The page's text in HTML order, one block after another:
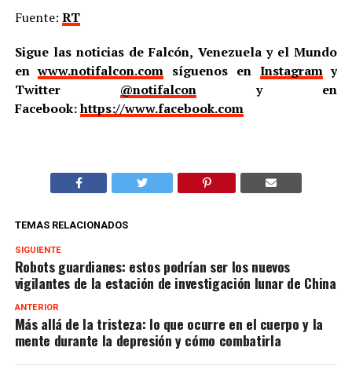
Fuente: RT
Sigue las noticias de Falcón, Venezuela y el Mundo
enwww.notifalcon.com síguenos en Instagramy
Twitter @notifalcony en
Facebook:https://www.facebook.com
TEMAS RELACIONADOS
SIGUIENTE
Robots guardianes: estos podrían ser los nuevos
vigilantes de la estación de investigación lunar de China
ANTERIOR
Más allá de la tristeza: lo que ocurre en el cuerpo y la
mente durante la depresión y cómo combatirla